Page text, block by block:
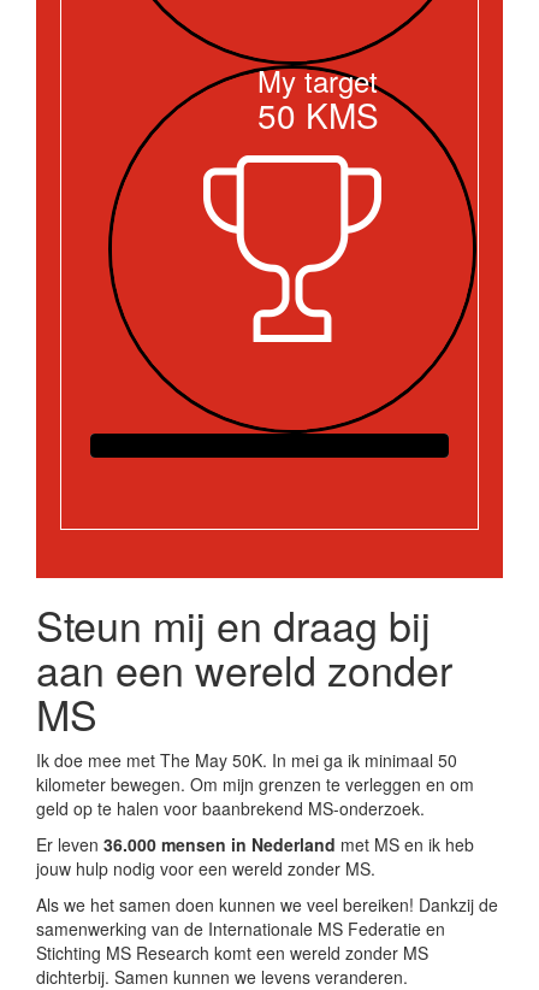
My target
50 KMS
Steun mij en draag bij
aan een wereld zonder
MS
Ik doe mee met The May 50K. In mei ga ik minimaal 50
kilometer bewegen. Om mijn grenzen te verleggen en om
geld op te halen voor baanbrekend MS-onderzoek.
Er leven 36.000 mensen in Nederland met MS en ik heb
jouw hulp nodig voor een wereld zonder MS.
Als we het samen doen kunnen we veel bereiken! Dankzij de
samenwerking van de Internationale MS Federatie en
Stichting MS Research komt een wereld zonder MS
dichterbij. Samen kunnen we levens veranderen.